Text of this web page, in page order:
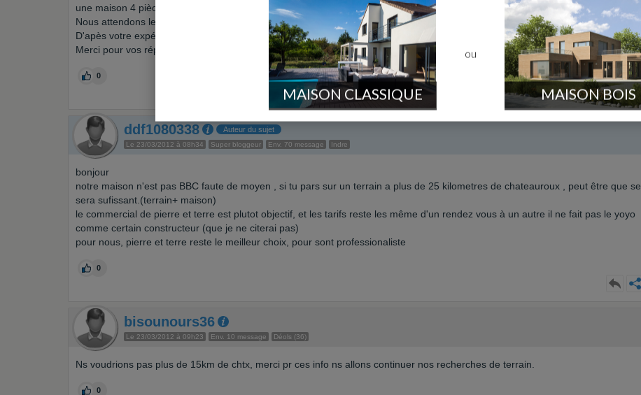
une maison 4 pièces + garage, BBC (environs 100 m carré).
Nous attendons le chiffrage du constructeur.
D'apès votre expérience pensez-vous que notre projet est réalisable??
Merci pour vos réponses.
0
ddf1080338 Auteur du sujet
Le 23/03/2012 à 08h34 Super bloggeur Env. 70 message Indre
bonjour
notre maison n'est pas BBC faute de moyen , si tu pars sur un terrain a plus de 25 kilometres de chateauroux , peut être que se
sera sufissant.(terrain+ maison)
le commercial de pierre et terre est plutot objectif, et les tarifs reste les même d'un rendez vous à un autre il ne fait pas le yoyo
comme certain constructeur (que je ne citerai pas)
pour nous, pierre et terre reste le meilleur choix, pour sont professionaliste
0
bisounours36
Le 23/03/2012 à 09h23 Env. 10 message Déols (36)
Ns voudrions pas plus de 15km de chtx, merci pr ces info ns allons continuer nos recherches de terrain.
0
MAISON CLASSIQUE
ou
MAISON BOIS